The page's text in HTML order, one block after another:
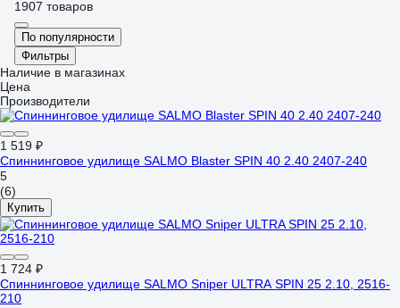
1907 товаров
По популярности
Фильтры
Наличие в магазинах
Цена
Производители
1 519 ₽
Спиннинговое удилище SALMO Blaster SPIN 40 2.40 2407-240
5
(6)
Купить
1 724 ₽
Спиннинговое удилище SALMO Sniper ULTRA SPIN 25 2.10, 2516-
210